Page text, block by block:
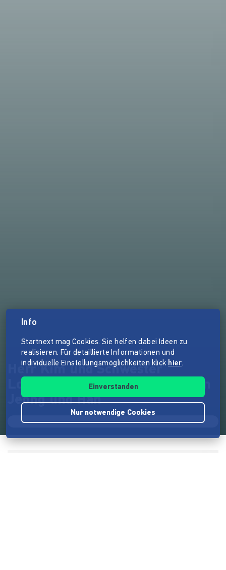
Herr Kim und Schwester
Lotusblüte oder Das Prinzip von
Jeong und Han
Info
Startnext mag Cookies. Sie helfen dabei Ideen zu
realisieren. Für detaillierte Informationen und
individuelle Einstellungsmöglichkeiten klick hier.
Einverstanden
Nur notwendige Cookies